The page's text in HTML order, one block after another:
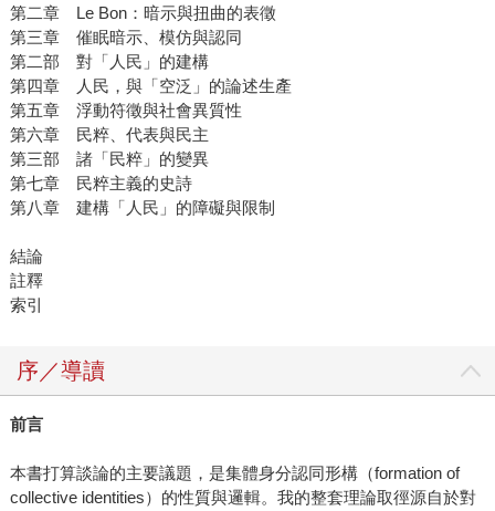
第二章 Le Bon：暗示與扭曲的表徵
第三章 催眠暗示、模仿與認同
第二部 對「人民」的建構
第四章 人民，與「空泛」的論述生產
第五章 浮動符徵與社會異質性
第六章 民粹、代表與民主
第三部 諸「民粹」的變異
第七章 民粹主義的史詩
第八章 建構「人民」的障礙與限制
結論
註釋
索引
序／導讀
前言
本書打算談論的主要議題，是集體身分認同形構（formation of
collective identities）的性質與邏輯。我的整套理論取徑源自於對